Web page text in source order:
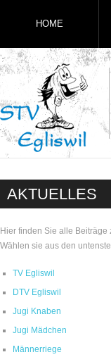
HOME
AKTUELLES
Hier finden Sie alle Beiträge
Wählen sie aus den
TV Egliswil
DTV Egliswil
Jugi Knaben
Jugi Mädchen
Männerriege